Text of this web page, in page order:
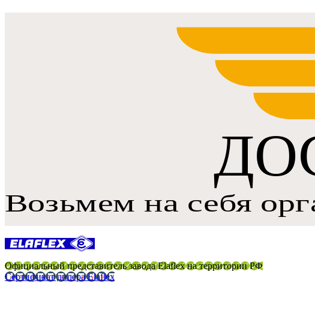
Официальный представитель завода Elaflex на территории РФ
Сертификат дилера Elaflex